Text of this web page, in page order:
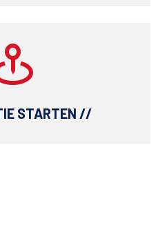
STARTEN //